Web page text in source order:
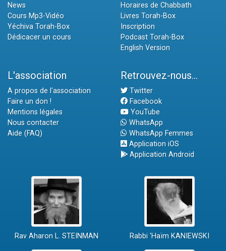
News
Cours Mp3-Vidéo
Yéchiva Torah-Box
Dédicacer un cours
Horaires de Chabbath
Livres Torah-Box
Inscription
Podcast Torah-Box
English Version
L'association
A propos de l'association
Faire un don !
Mentions légales
Nous contacter
Aide (FAQ)
Retrouvez-nous...
Twitter
Facebook
YouTube
WhatsApp
WhatsApp Femmes
Application iOS
Application Android
Rav Aharon L. STEINMAN Rabbi 'Haïm KANIEWSKI